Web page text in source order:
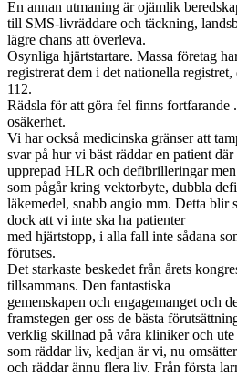
En annan utmaning är ojämlik
till SMS-livräddare och täckning,
lägre chans att överleva.
Osynliga hjärtstartare. Massa företag
registrerat dem i det nationella
112.
Rädsla för att göra fel finns fortfarande
osäkerhet.
Vi har också medicinska gränser att
svar på hur vi bäst räddar en patient
upprepad HLR och defibrilleringar
som pågår kring vektorbyte, dubbla
läkemedel, snabb angio mm. Detta blir
dock att vi inte ska ha patienter
med hjärtstopp, i alla fall inte sådana
förutses.
Det starkaste beskedet från årets
tillsammans. Den fantastiska
gemenskapen och engagemanget och
framstegen ger oss de bästa
verklig skillnad på våra kliniker och
som räddar liv, kedjan är vi, nu
och räddar ännu flera liv. Från första